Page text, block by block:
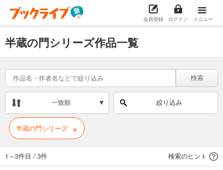
会員登録 ログイン メニュー
半蔵の門シリーズ作品一覧
検索
一致順 絞り込み
半蔵の門シリーズ ×
1～3件目 / 3件 検索のヒント